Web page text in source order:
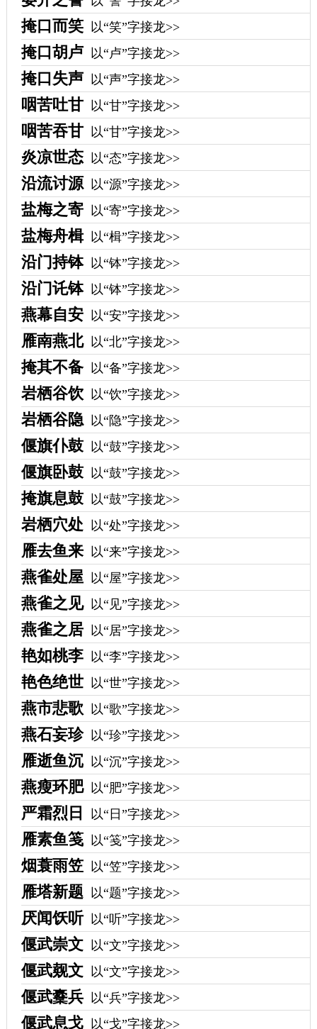
掩口而笑 以“笑”字接龙>>
掩口胡卢 以“卢”字接龙>>
掩口失声 以“声”字接龙>>
咽苦吐甘 以“甘”字接龙>>
咽苦吞甘 以“甘”字接龙>>
炎凉世态 以“态”字接龙>>
沿流讨源 以“源”字接龙>>
盐梅之寄 以“寄”字接龙>>
盐梅舟楫 以“楫”字接龙>>
沿门持钵 以“钵”字接龙>>
沿门讬钵 以“钵”字接龙>>
燕幕自安 以“安”字接龙>>
雁南燕北 以“北”字接龙>>
掩其不备 以“备”字接龙>>
岩栖谷饮 以“饮”字接龙>>
岩栖谷隐 以“隐”字接龙>>
偃旗仆鼓 以“鼓”字接龙>>
偃旗卧鼓 以“鼓”字接龙>>
掩旗息鼓 以“鼓”字接龙>>
岩栖穴处 以“处”字接龙>>
雁去鱼来 以“来”字接龙>>
燕雀处屋 以“屋”字接龙>>
燕雀之见 以“见”字接龙>>
燕雀之居 以“居”字接龙>>
艳如桃李 以“李”字接龙>>
艳色绝世 以“世”字接龙>>
燕市悲歌 以“歌”字接龙>>
燕石妄珍 以“珍”字接龙>>
雁逝鱼沉 以“沉”字接龙>>
燕瘦环肥 以“肥”字接龙>>
严霜烈日 以“日”字接龙>>
雁素鱼笺 以“笺”字接龙>>
烟蓑雨笠 以“笠”字接龙>>
雁塔新题 以“题”字接龙>>
厌闻饫听 以“听”字接龙>>
偃武崇文 以“文”字接龙>>
偃武觌文 以“文”字接龙>>
偃武櫜兵 以“兵”字接龙>>
偃武息戈 以“戈”字接龙>>